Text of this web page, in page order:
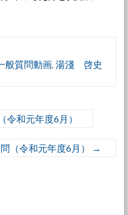
般質問動画, 湯淺 啓史
令和元年度6月）
（令和元年度6月） →